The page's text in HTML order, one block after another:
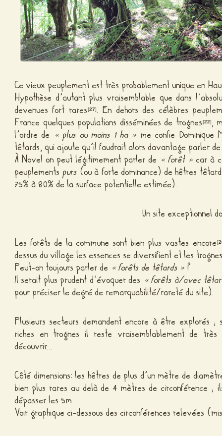
Ce vieux peuplement est très probablement unique en
Hypothèse d’autant plus vraisemblable que dans
devenues fort rares[27]. En dehors des célèbres
France quelques populations disséminées de trognes[22],
l’ordre de « plus ou moins 1 ha » me confie Dominique
têtards, qui ajoute qu’il faudrait alors davantage parler
À Novel on peut légitimement parler de « forêt » car à
peuplementspurs (ou à forte dominance) de hêtres
75% à 80% de la surface potentielle estimée).
Un site exceptionnel
Les forêts de la commune sont bien plus vastes encore[
dessus du village les essences se diversifient et les
Peut-on toujours parler de « forêts de têtards » ?
Il serait plus prudent d’évoquer des « forêts à/avec
pour préciser le degré de remarquabilité/rareté du site).
Plusieurs secteurs demandent encore à être explorés ;
riches en trognes il reste vraisemblablement de très
découvrir…
Côté dimensions: les hêtres de plus d’un mètre de
bien plus rares au delà de 4 mètres de circonférence ;
dépasser les 5m.
Voir graphique ci-dessous des circonférences relevées